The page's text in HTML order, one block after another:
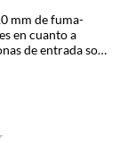
mm de fuma-
en cuanto a
de entrada so